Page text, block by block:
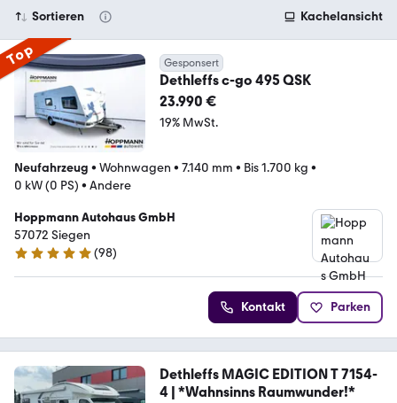
Sortieren Kachelansicht
Top Gesponsert
Dethleffs c-go 495 QSK
23.990 €
19% MwSt.
Neufahrzeug • Wohnwagen • 7.140 mm • Bis 1.700 kg •
0 kW (0 PS) • Andere
Hoppmann Autohaus GmbH
57072 Siegen
4.9 Sterne
(98)
Kontakt Parken
Dethleffs MAGIC EDITION T 7154-
4 | *Wahnsinns Raumwunder!*